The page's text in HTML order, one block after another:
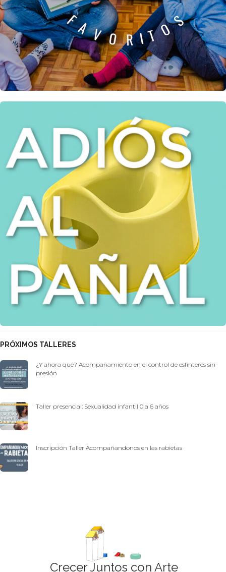
PRÓXIMOS TALLERES
¿Y ahora qué? Acompañamiento en el control de esfínteres sin
presión
Taller presencial: Sexualidad infantil 0 a 6 años
Inscripción Taller Acompañandonos en las rabietas
Crecer Juntos con Arte